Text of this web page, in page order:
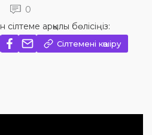
0
арқылы бөлісіңіз:
Сілтемені көшіру